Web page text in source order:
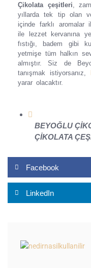
Çikolata çeşitleri,
yıllarda tek tip olan
içinde farklı aromalar
ile lezzet kervanına
fıstığı, badem gibi
yetmişe tüm halkın
almıştır. Siz de
tanışmak istiyorsanız,
yarar olacaktır.
BEYOĞLU
ÇİKOLATA
Facebook
LinkedIn